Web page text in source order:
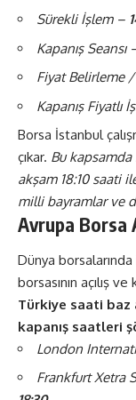
Sürekli İşlem –
Kapanış Seansı
Fiyat Belirleme
Kapanış Fiyatlı
Borsa İstanbul
çıkar. Bu
akşam 18:10 saati
milli bayramlar ve
Avrupa Borsa
Dünya borsalarında
borsasının açılış
Türkiye saati baz
kapanış saatleri
London
Frankfurt Xetra